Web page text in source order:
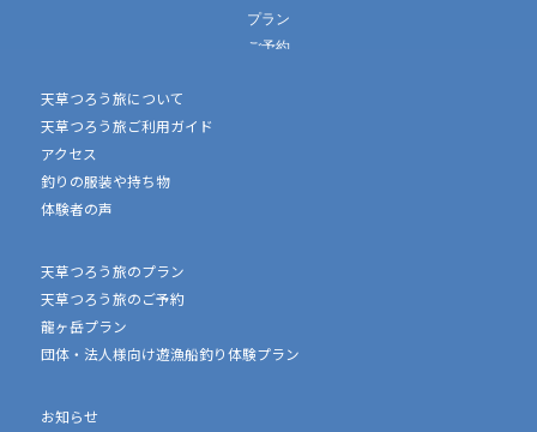
プラン
ご予約
釣りの服装や持ち物
特定商取引法に基づく表記
天草つろう旅について
天草つろう旅ご利用ガイド
アクセス
釣りの服装や持ち物
体験者の声
天草つろう旅のプラン
天草つろう旅のご予約
龍ヶ岳プラン
団体・法人様向け遊漁船釣り体験プラン
お知らせ